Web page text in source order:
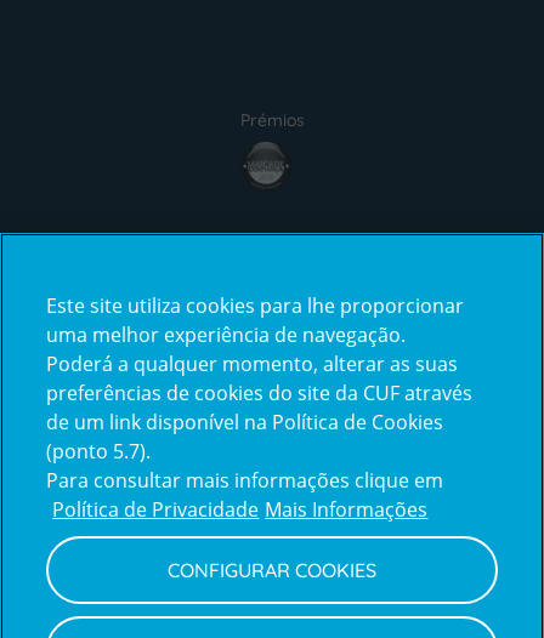
Prémios
Reclamações
e
elogios
Política de Privacidade e Cookies
Este site utiliza cookies para lhe proporcionar
uma melhor experiência de navegação.
Poderá a qualquer momento, alterar as suas
preferências de cookies do site da CUF através
de um link disponível na Política de Cookies
(ponto 5.7).
Para consultar mais informações clique em
Política de Privacidade Mais Informações
CONFIGURAR COOKIES